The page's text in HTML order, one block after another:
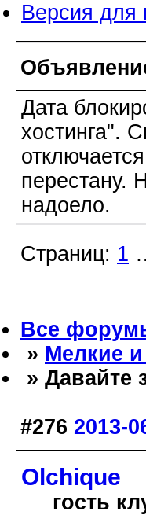
Версия для
Дата
хостинга".
перестану.
надоело.
Страниц: 1
Все
» Мелкие
» Давайте
#276 2013-
Olchique
гость